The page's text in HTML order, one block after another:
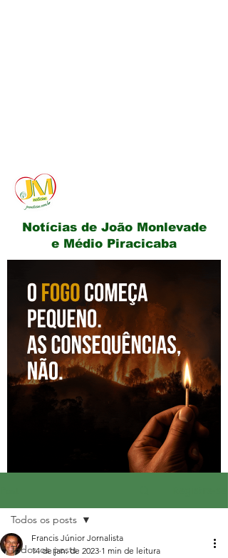
Notícias de João Monlevade
e Médio Piracicaba
Todos os posts
Todos os posts
Francis Júnior Jornalista
14 de jan. de 2023 1 min de leitura